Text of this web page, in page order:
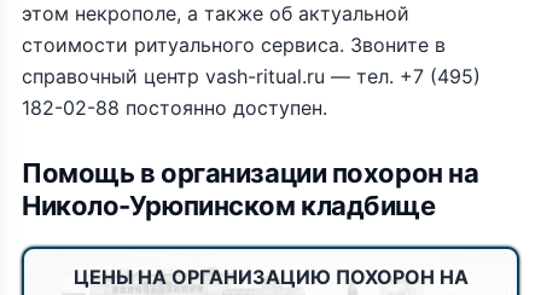
этом некрополе, а также об актуальной
стоимости ритуального сервиса. Звоните в
справочный центр vash-ritual.ru — тел. +7 (495)
182-02-88 постоянно доступен.
Помощь в организации похорон на
Николо-Урюпинском кладбище
ЦЕНЫ НА ОРГАНИЗАЦИЮ ПОХОРОН НА